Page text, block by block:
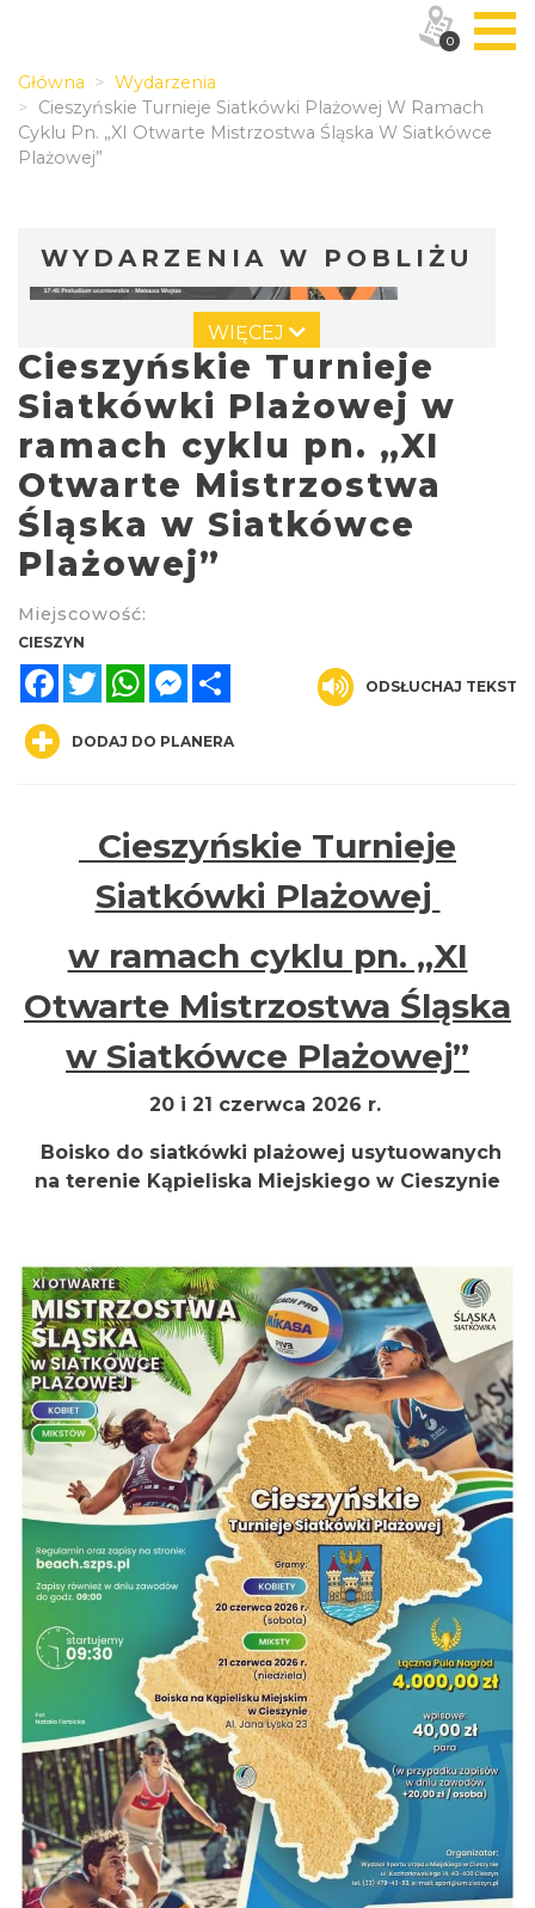
Główna
Wydarzenia
Cieszyńskie Turnieje Siatkówki Plażowej W Ramach
Cyklu Pn. „XI Otwarte Mistrzostwa Śląska W Siatkówce
Plażowej”
WYDARZENIA W POBLIŻU
Cieszyn
2026-08-09
0.74 km
Cieszyn
0.74 km
Koncert na głos i organy - Paweł Konik &
Maciej Zakrzewski
2026-09-06
0.74 km
Cieszyn
2026-08-09
0.88 km
Cieszyn
2026-08-16
0.88 km
Cieszyn
2026-08-23
0.88 km
WIĘCEJ
Cieszyńskie Turnieje
Siatkówki Plażowej w
ramach cyklu pn. „XI
Otwarte Mistrzostwa
Śląska w Siatkówce
Plażowej”
Miejscowość:
CIESZYN
FacebookTwitterWhatsAppMessenger
ODSŁUCHAJ TEKST
DODAJ DO PLANERA
Cieszyńskie Turnieje
Siatkówki Plażowej
w ramach cyklu pn. „XI
Otwarte Mistrzostwa Śląska
w Siatkówce Plażowej”
20 i 21 czerwca 2026 r.
Boisko do siatkówki plażowej usytuowanych
na terenie Kąpieliska Miejskiego w Cieszynie
0